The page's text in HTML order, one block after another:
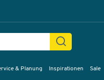
& Planung Inspirationen Sale